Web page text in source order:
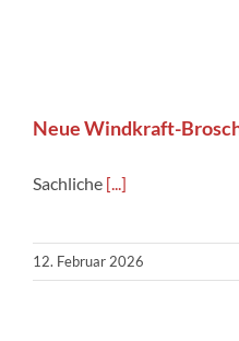
Neue Windkraft-
Sachliche [...]
12. Februar 2026